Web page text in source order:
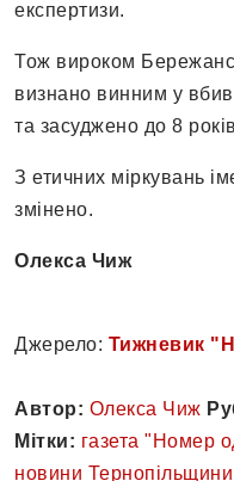
експертизи.
Тож вироком
визнано винним у
та засуджено до 8
З етичних міркувань
змінено.
Олекса Чиж
Джерело: Тижневик
Автор: Олекса Чиж
Мітки: газета "Номер
новини Тернопільщини